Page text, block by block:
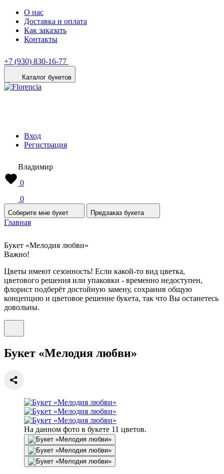
О нас
Доставка и оплата
Как заказать
Контакты
+7 (930) 830-16-77
Каталог букетов
Вход
Регистрация
Владимир
0
0
Соберите мне букет Предзаказ букета
Главная
Букет «Мелодия любви»
Важно!
Цветы имеют сезонность! Если какой-то вид цветка,
цветового решения или упаковки - временно недоступен,
флорист подберёт достойную замену, сохранив общую
концепцию и цветовое решение букета, так что Вы останетесь
довольны.
Букет «Мелодия любви»
На данном фото в букете 11 цветов.